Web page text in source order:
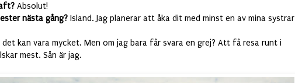
Absolut!
nästa gång? Island. Jag planerar att åka dit med minst en av mina systrar
det kan vara mycket. Men om jag bara får svara en grej? Att få resa runt i
mest. Sån är jag.